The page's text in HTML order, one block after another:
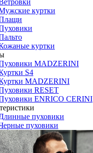
куртки
куртки
MADZERINI
S4
MADZERINI
RESET
ENRICO CERINI
пуховики
пуховики